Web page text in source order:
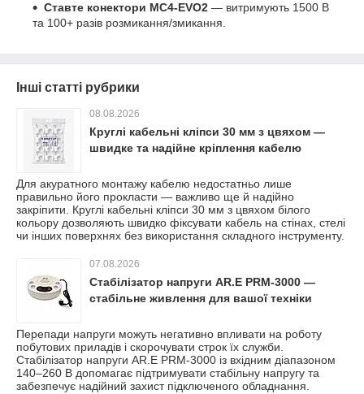
Ставте конектори MC4-EVO2 — витримують 1500 В
та 100+ разів розмикання/змикання.
Інші статті рубрики
08.08.2026
Круглі кабельні кліпси 30 мм з цвяхом —
швидке та надійне кріплення кабелю
Для акуратного монтажу кабелю недостатньо лише
правильно його прокласти — важливо ще й надійно
закріпити. Круглі кабельні кліпси 30 мм з цвяхом білого
кольору дозволяють швидко фіксувати кабель на стінах, стелі
чи інших поверхнях без використання складного інструменту.
07.08.2026
Стабілізатор напруги AR.E PRM-3000 —
стабільне живлення для вашої техніки
Перепади напруги можуть негативно впливати на роботу
побутових приладів і скорочувати строк їх служби.
Стабілізатор напруги AR.E PRM-3000 із вхідним діапазоном
140–260 В допомагає підтримувати стабільну напругу та
забезпечує надійний захист підключеного обладнання.